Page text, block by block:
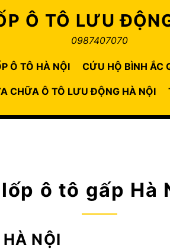
Ô TÔ LƯU
0987407070
Ô TÔ HÀ NỘI CỨU HỘ BÌNH ẮC
CHỮA Ô TÔ LƯU ĐỘNG HÀ NỘI
ô tô gấp Hà
NỘI